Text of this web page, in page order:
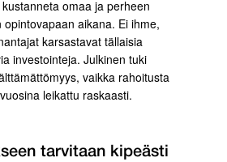
omaa ja perheen
aikana. Ei ihme,
karsastavat tällaisia
investointeja. Julkinen tuki
vaikka rahoitusta
leikattu raskaasti.
tarvitaan kipeästi